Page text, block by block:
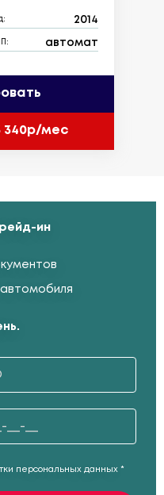
2014
автомат
340р/мес
ин
персональных данных *